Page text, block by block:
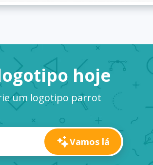
hoje
um logotipo parrot
Vamos lá